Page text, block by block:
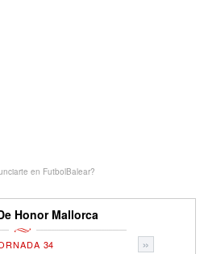
en FutbolBalear?
Honor Mallorca
»
34